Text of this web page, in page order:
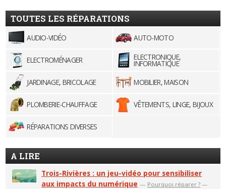
TOUTES LES RÉPARATIONS
AUDIO-VIDÉO AUTO-MOTO
ELECTROMÉNAGER ELECTRONIQUE,
INFORMATIQUE
JARDINAGE, BRICOLAGE
MOBILIER, MAISON
PLOMBERIE-CHAUFFAGE VÊTEMENTS, LINGE, BIJOUX
RÉPARATIONS DIVERSES
A LIRE
Trois-Rivières : un jeu-vidéo pour sensibiliser
aux impacts du numérique — Pourquoi réparer ? —